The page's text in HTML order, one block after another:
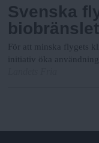
Svenska
För att minska flygets
initiativ öka